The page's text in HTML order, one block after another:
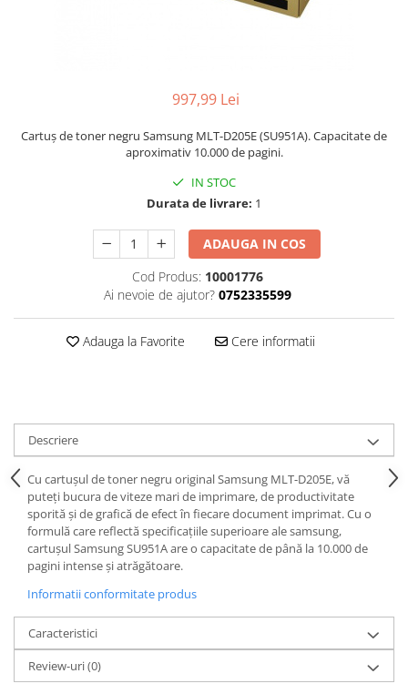
997,99 Lei
Cartuș de toner negru Samsung MLT-D205E (SU951A). Capacitate de
aproximativ 10.000 de pagini.
IN STOC
Durata de livrare: 1
ADAUGA IN COS
Cod Produs: 10001776
Ai nevoie de ajutor? 0752335599
Adauga la Favorite Cere informatii
Descriere
Cu cartușul de toner negru original Samsung MLT-D205E, vă
puteți bucura de viteze mari de imprimare, de productivitate
sporită și de grafică de efect în fiecare document imprimat. Cu o
formulă care reflectă specificațiile superioare ale samsung,
cartușul Samsung SU951A are o capacitate de până la 10.000 de
pagini intense și atrăgătoare.
Informatii conformitate produs
Caracteristici
Review-uri(0)